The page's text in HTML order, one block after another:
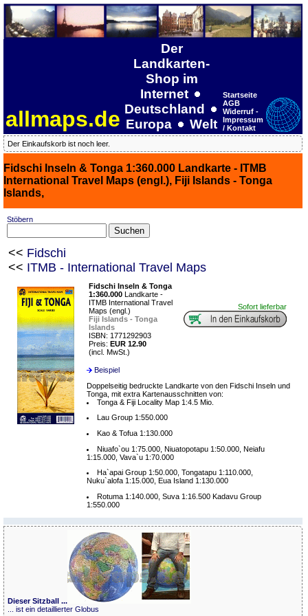
allmaps.de
Der
Landkarten-
Shop im
Internet
Deutschland
Europa
Welt
Startseite
AGB
Widerruf -
Impressum
/ Kontakt
Der Einkaufskorb ist noch leer.
Fidschi Inseln & Tonga 1:360.000 Landkarte - ITMB
International Travel Maps (engl.), Fiji Islands - Tonga
Islands,
Stöbern
<< Fidschi
<< ITMB - International Travel Maps
Fidschi Inseln & Tonga
1:360.000 Landkarte -
ITMB International Travel
Maps (engl.)
Fiji Islands - Tonga
Islands
ISBN: 1771292903
Preis: EUR 12.90
(incl. MwSt.)
Sofort lieferbar
Beispiel
Doppelseitig bedruckte Landkarte von den Fidschi Inseln und
Tonga, mit extra Kartenausschnitten von:
Tonga & Fiji Locality Map 1:4.5 Mio.
Lau Group 1:550.000
Kao & Tofua 1:130.000
Niuafo`ou 1:75.000, Niuatopotapu 1:50.000, Neiafu
1:15.000, Vava`u 1:70.000
Ha`apai Group 1:50.000, Tongatapu 1:110.000,
Nuku`alofa 1:15.000, Eua Island 1:130.000
Rotuma 1:140.000, Suva 1:16.500 Kadavu Group
1:550.000
Dieser Sitzball ...
... ist ein detaillierter Globus